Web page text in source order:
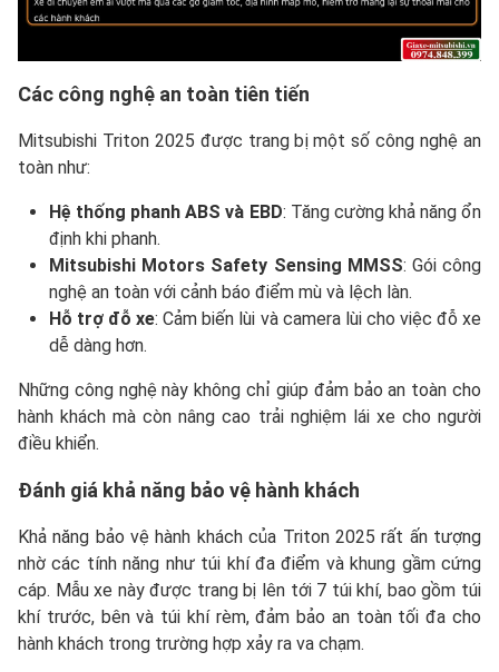
Các công nghệ an toàn tiên tiến
Mitsubishi Triton 2025 được trang bị một số công nghệ an
toàn như:
Hệ thống phanh ABS và EBD: Tăng cường khả năng ổn
định khi phanh.
Mitsubishi Motors Safety Sensing MMSS: Gói công
nghệ an toàn với cảnh báo điểm mù và lệch làn.
Hỗ trợ đỗ xe: Cảm biến lùi và camera lùi cho việc đỗ xe
dễ dàng hơn.
Những công nghệ này không chỉ giúp đảm bảo an toàn cho
hành khách mà còn nâng cao trải nghiệm lái xe cho người
điều khiển.
Đánh giá khả năng bảo vệ hành khách
Khả năng bảo vệ hành khách của Triton 2025 rất ấn tượng
nhờ các tính năng như túi khí đa điểm và khung gầm cứng
cáp. Mẫu xe này được trang bị lên tới 7 túi khí, bao gồm túi
khí trước, bên và túi khí rèm, đảm bảo an toàn tối đa cho
hành khách trong trường hợp xảy ra va chạm.